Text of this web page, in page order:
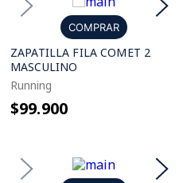
COMPRAR
ZAPATILLA FILA COMET 2
MASCULINO
Running
$99.900